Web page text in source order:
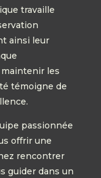
travaille
ainsi leur
les
témoigne de
passionnée
offrir une
rencontrer
guider dans un